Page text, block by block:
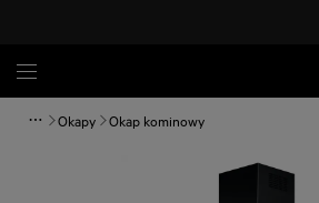
Okapy Okap kominowy